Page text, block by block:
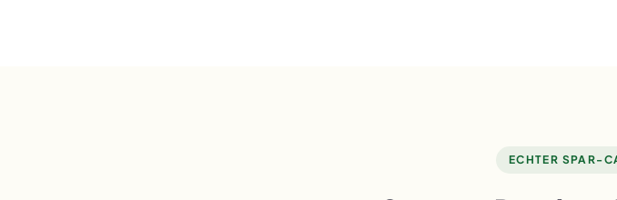
ECHTER SPAR-